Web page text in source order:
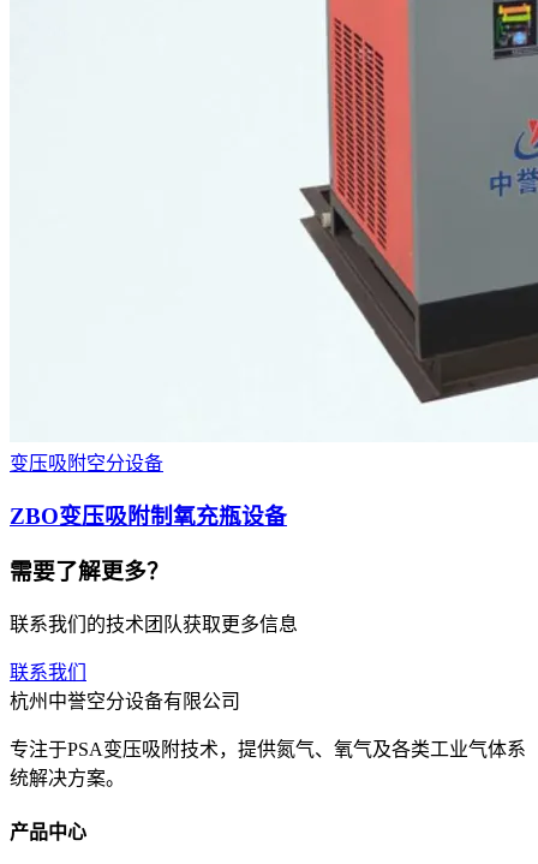
变压吸附空分设备
ZBO变压吸附制氧充瓶设备
需要了解更多？
联系我们的技术团队获取更多信息
联系我们
杭州中誉空分设备有限公司
专注于PSA变压吸附技术，提供氮气、氧气及各类工业气体系
统解决方案。
产品中心